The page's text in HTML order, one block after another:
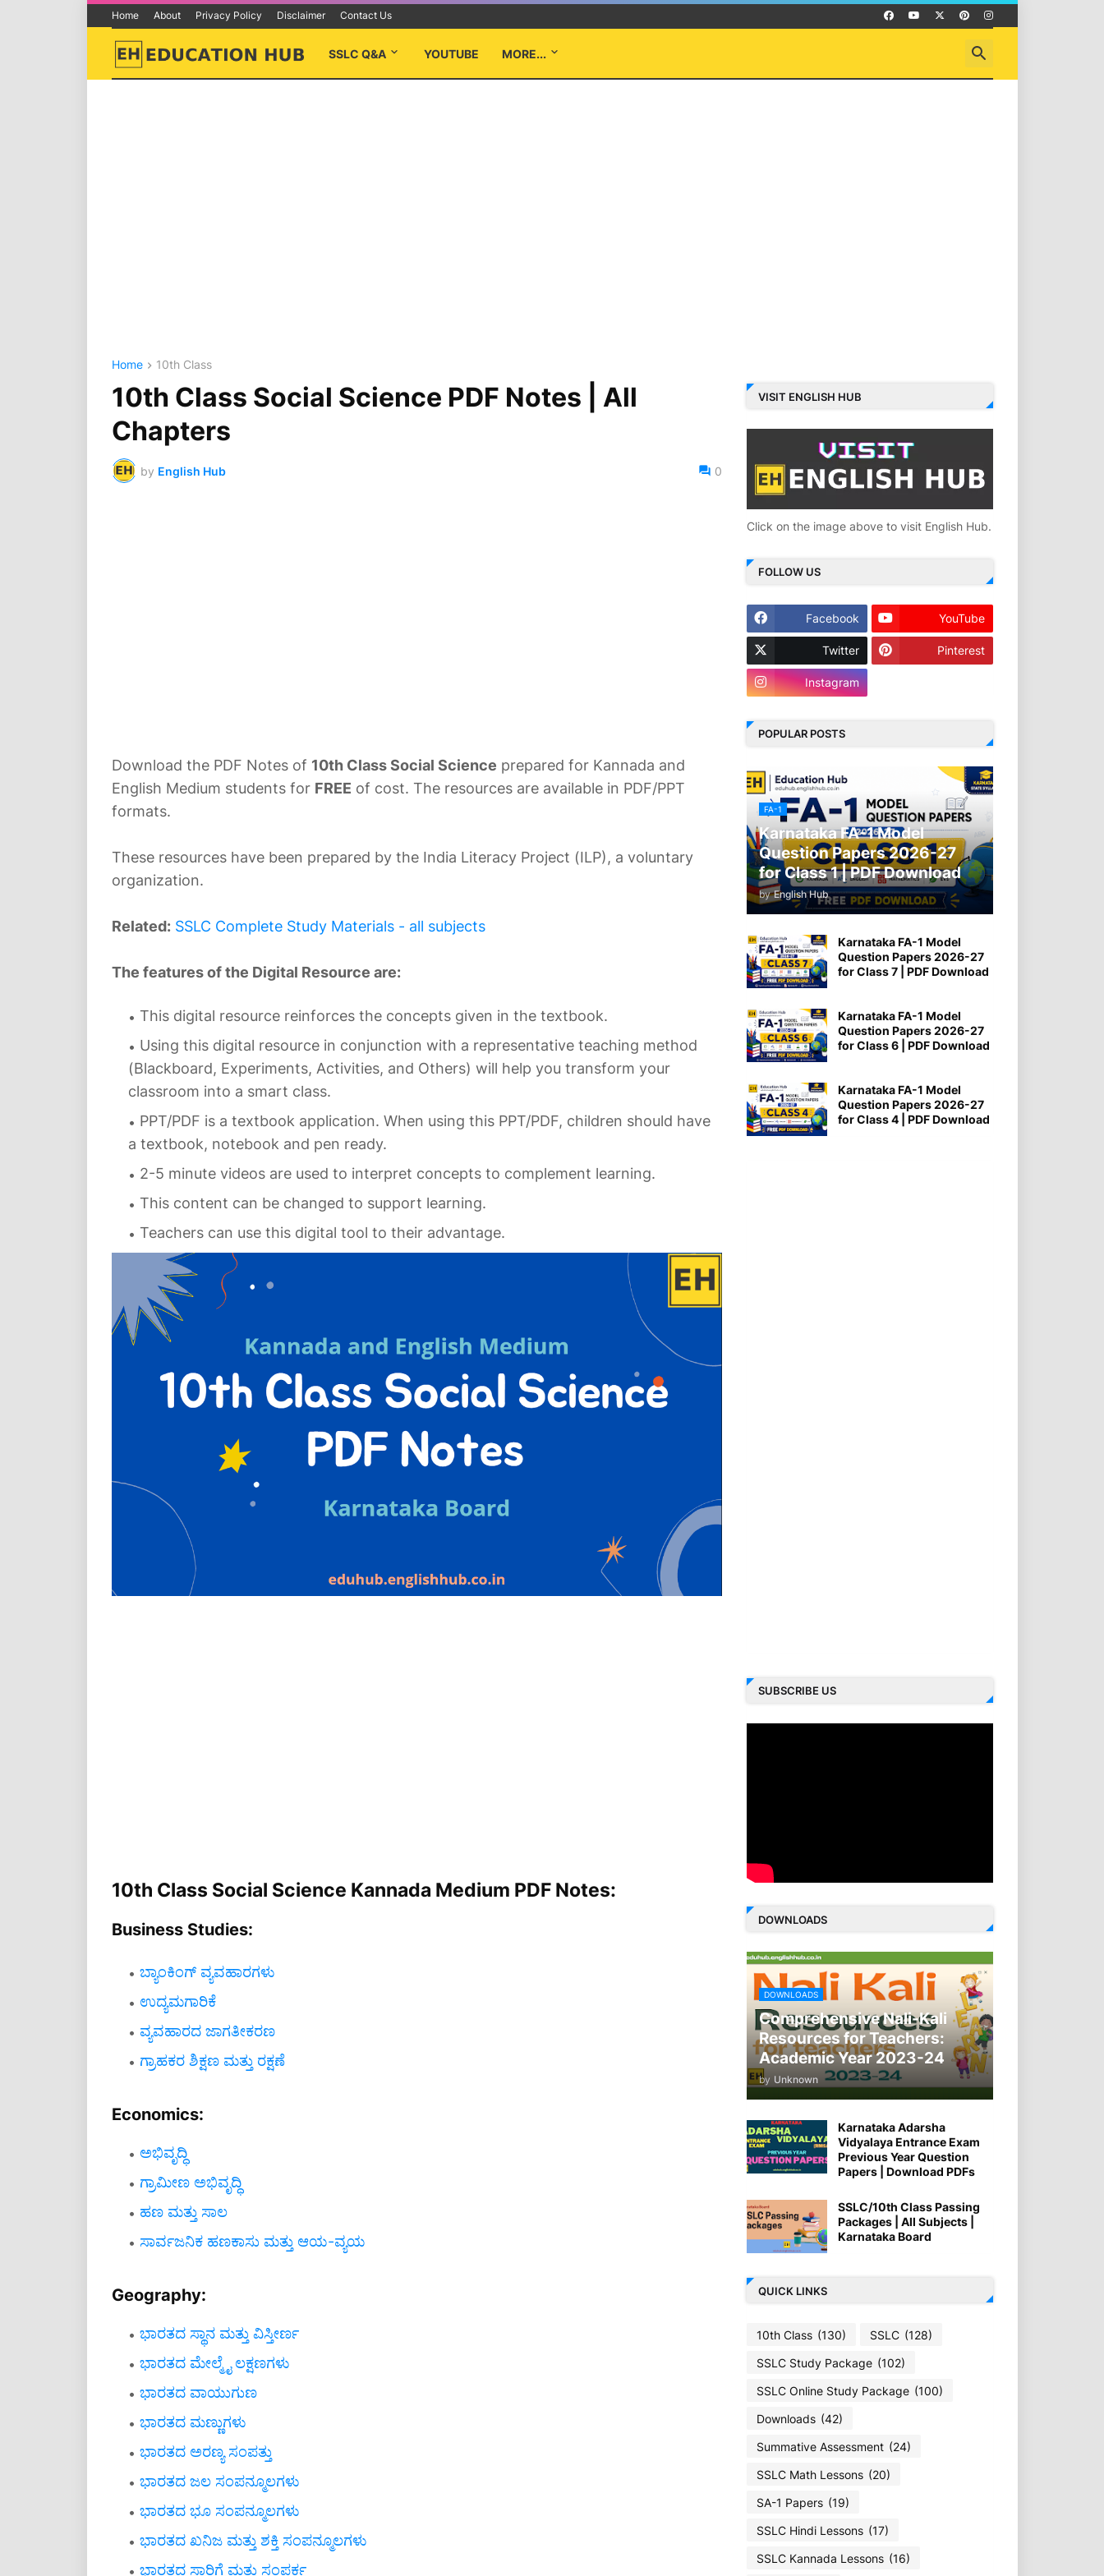
Home About Privacy Policy Disclaimer Contact Us
SSLC Q&A YOUTUBE MORE...
Home 10th Class
10th Class Social Science PDF Notes | All
Chapters
by English Hub 0
Download the PDF Notes of 10th Class Social Science prepared for Kannada and
English Medium students for FREE of cost. The resources are available in PDF/PPT
formats.
These resources have been prepared by the India Literacy Project (ILP), a voluntary
organization.
Related: SSLC Complete Study Materials - all subjects
The features of the Digital Resource are:
This digital resource reinforces the concepts given in the textbook.
Using this digital resource in conjunction with a representative teaching method
(Blackboard, Experiments, Activities, and Others) will help you transform your
classroom into a smart class.
PPT/PDF is a textbook application. When using this PPT/PDF, children should have
a textbook, notebook and pen ready.
2-5 minute videos are used to interpret concepts to complement learning.
This content can be changed to support learning.
Teachers can use this digital tool to their advantage.
10th Class Social Science Kannada Medium PDF Notes:
Business Studies:
ಬ್ಯಾಂಕಿಂಗ್ ವ್ಯವಹಾರಗಳು
ಉದ್ಯಮಗಾರಿಕೆ
ವ್ಯವಹಾರದ ಜಾಗತೀಕರಣ
ಗ್ರಾಹಕರ ಶಿಕ್ಷಣ ಮತ್ತು ರಕ್ಷಣೆ
Economics:
ಅಭಿವೃದ್ಧಿ
ಗ್ರಾಮೀಣ ಅಭಿವೃದ್ಧಿ
ಹಣ ಮತ್ತು ಸಾಲ
ಸಾರ್ವಜನಿಕ ಹಣಕಾಸು ಮತ್ತು ಆಯ-ವ್ಯಯ
Geography:
ಭಾರತದ ಸ್ಥಾನ ಮತ್ತು ವಿಸ್ತೀರ್ಣ
ಭಾರತದ ಮೇಲ್ಮೈ ಲಕ್ಷಣಗಳು
ಭಾರತದ ವಾಯುಗುಣ
ಭಾರತದ ಮಣ್ಣುಗಳು
ಭಾರತದ ಅರಣ್ಯ ಸಂಪತ್ತು
ಭಾರತದ ಜಲ ಸಂಪನ್ಮೂಲಗಳು
ಭಾರತದ ಭೂ ಸಂಪನ್ಮೂಲಗಳು
ಭಾರತದ ಖನಿಜ ಮತ್ತು ಶಕ್ತಿ ಸಂಪನ್ಮೂಲಗಳು
ಭಾರತದ ಸಾರಿಗೆ ಮತ್ತು ಸಂಪರ್ಕ
VISIT ENGLISH HUB
Click on the image above to visit English Hub.
FOLLOW US
Facebook YouTube
Twitter Pinterest
Instagram
POPULAR POSTS
FA-1
Karnataka FA-1 Model
Question Papers 2026-27
for Class 1 | PDF Download
by English Hub
Karnataka FA-1 Model
Question Papers 2026-27
for Class 7 | PDF Download
Karnataka FA-1 Model
Question Papers 2026-27
for Class 6 | PDF Download
Karnataka FA-1 Model
Question Papers 2026-27
for Class 4 | PDF Download
SUBSCRIBE US
DOWNLOADS
DOWNLOADS
Comprehensive Nali-Kali
Resources for Teachers:
Academic Year 2023-24
by Unknown
Karnataka Adarsha
Vidyalaya Entrance Exam
Previous Year Question
Papers | Download PDFs
SSLC/10th Class Passing
Packages | All Subjects |
Karnataka Board
QUICK LINKS
10th Class (130) SSLC (128)
SSLC Study Package (102)
SSLC Online Study Package (100)
Downloads (42)
Summative Assessment (24)
SSLC Math Lessons (20)
SA-1 Papers (19)
SSLC Hindi Lessons (17)
SSLC Kannada Lessons (16)